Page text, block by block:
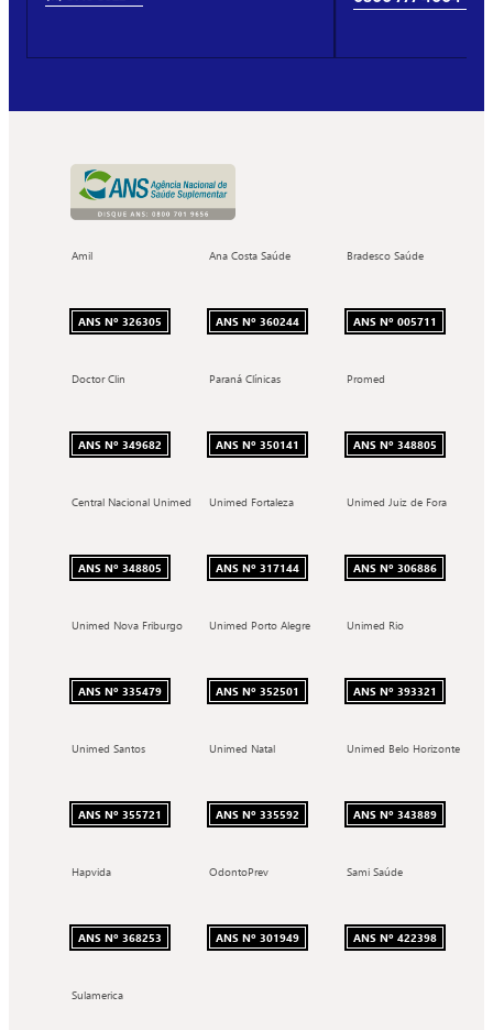
Amil
ANS Nº 326305
Ana Costa Saúde
ANS Nº 360244
Bradesco Saúde
ANS Nº 005711
Doctor Clin
ANS Nº 349682
Paraná Clínicas
ANS Nº 350141
Promed
ANS Nº 348805
Central Nacional Unimed
ANS Nº 348805
Unimed Fortaleza
ANS Nº 317144
Unimed Juiz de Fora
ANS Nº 306886
Unimed Nova Friburgo
ANS Nº 335479
Unimed Porto Alegre
ANS Nº 352501
Unimed Rio
ANS Nº 393321
Unimed Santos
ANS Nº 355721
Unimed Natal
ANS Nº 335592
Unimed Belo Horizonte
ANS Nº 343889
Hapvida
ANS Nº 368253
OdontoPrev
ANS Nº 301949
Sami Saúde
ANS Nº 422398
Sulamerica